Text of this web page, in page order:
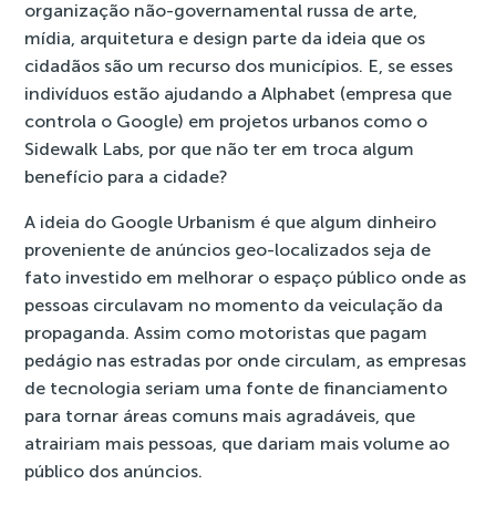
organização não-governamental russa de arte,
mídia, arquitetura e design parte da ideia que os
cidadãos são um recurso dos municípios. E, se esses
indivíduos estão ajudando a Alphabet (empresa que
controla o Google) em projetos urbanos como o
Sidewalk Labs, por que não ter em troca algum
benefício para a cidade?
A ideia do Google Urbanism é que algum dinheiro
proveniente de anúncios geo-localizados seja de
fato investido em melhorar o espaço público onde as
pessoas circulavam no momento da veiculação da
propaganda. Assim como motoristas que pagam
pedágio nas estradas por onde circulam, as empresas
de tecnologia seriam uma fonte de financiamento
para tornar áreas comuns mais agradáveis, que
atrairiam mais pessoas, que dariam mais volume ao
público dos anúncios.